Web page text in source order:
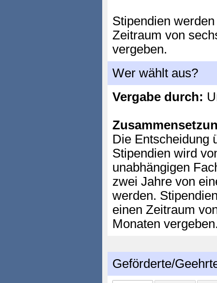
Stipendien
Zeitraum von
vergeben.
Wer wählt aus?
Vergabe durch:
Die Entscheidung
Stipendien wird
unabhängigen
zwei Jahre von
werden.
einen Zeitraum
Monaten
Geförderte/